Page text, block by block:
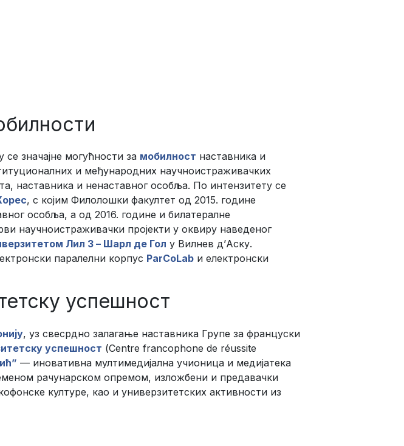
значајне могућности за мобилност наставника и
и међународних научноистраживачких
наставника и ненаставног особља. По интензитету се
, с којим Филолошки факултет од 2015. године
особља, а од 2016. године и билатералне
научноистраживачки пројекти у оквиру наведеног
Лил 3 – Шарл де Гол у Вилнев д’Аску.
паралелни корпус ParCoLab и електронски
успешност
, уз свесрдно залагање наставника Групе за француски
успешност (Centre francophone de réussite
— иновативна мултимедијална учионица и медијатека
рачунарском опремом, изложбени и предавачки
културе, као и универзитетских активности из